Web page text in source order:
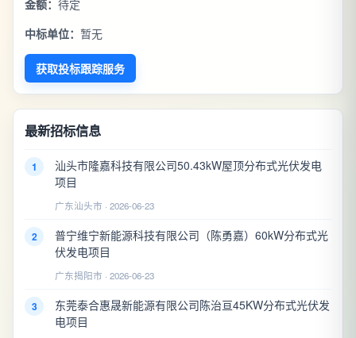
金额： 待定
中标单位： 暂无
获取投标跟踪服务
最新招标信息
1
汕头市隆嘉科技有限公司50.43kW屋顶分布式光伏发电
项目
广东汕头市 · 2026-06-23
2
普宁维宁新能源科技有限公司（陈勇嘉）60kW分布式光
伏发电项目
广东揭阳市 · 2026-06-23
3
东莞泰合惠晟新能源有限公司陈治亘45KW分布式光伏发
电项目